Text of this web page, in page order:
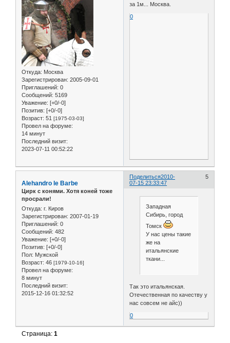
Откуда: Москва
Зарегистрирован: 2005-09-01
Приглашений: 0
Сообщений: 5169
Уважение: [+0/-0]
Позитив: [+0/-0]
Возраст: 51 [1975-03-03]
Провел на форуме:
14 минут
Последний визит:
2023-07-11 00:52:22
за 1м... Москва.
0
Поделиться 5
2010-
07-15 23:33:47
Alehandro le Barbe
Цирк с конями. Хотя коней тоже
просрали!
Откуда: г. Киров
Зарегистрирован: 2007-01-19
Приглашений: 0
Сообщений: 482
Уважение: [+0/-0]
Позитив: [+0/-0]
Пол: Мужской
Возраст: 46 [1979-10-16]
Провел на форуме:
8 минут
Последний визит:
2015-12-16 01:32:52
Западная
Сибирь, город
Томск
У нас цены такие
же на
итальянские
ткани...
Так это итальянская.
Отечественная по качеству у
нас совсем не айс))
0
Страница:1